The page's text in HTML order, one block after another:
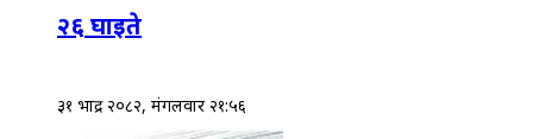
२६ घाइते
३१ भाद्र २०८२, मंगलवार २१:५६